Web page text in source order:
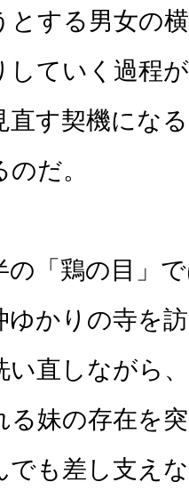
とする男女の
していく過程
直す契機にな
のだ。
の「鶏の目」
ゆかりの寺を
い直しながら
る妹の存在を
でも差し支え